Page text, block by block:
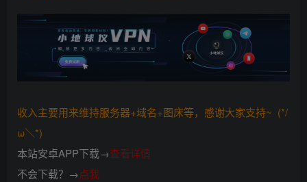
收入主要用来维持服务器+域名+图床等，感谢大家支持~ (*/
ω＼*)
本站安卓APP下载→查看详情
不会下载？→点我